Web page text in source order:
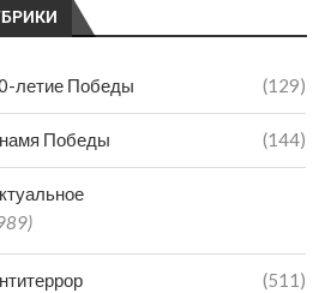
летие Победы (129)
Победы (144)
(511)